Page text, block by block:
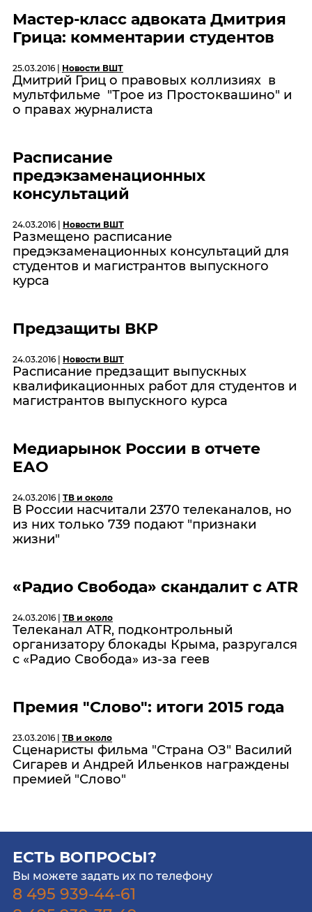
Мастер-класс адвоката Дмитрия
Грица: комментарии студентов
25.03.2016 | Новости ВШТ
Дмитрий Гриц о правовых коллизиях в
мультфильме "Трое из Простоквашино" и
о правах журналиста
Pасписание
предэкзаменационных
консультаций
24.03.2016 | Новости ВШТ
Размещено расписание
предэкзаменационных консультаций для
студентов и магистрантов выпускного
курса
Предзащиты ВКР
24.03.2016 | Новости ВШТ
Расписание предзащит выпускных
квалификационных работ для студентов и
магистрантов выпускного курса
Медиарынок России в отчете
ЕАО
24.03.2016 | ТВ и около
В России насчитали 2370 телеканалов, но
из них только 739 подают "признаки
жизни"
«Радио Свобода» скандалит с ATR
24.03.2016 | ТВ и около
Телеканал ATR, подконтрольный
организатору блокады Крыма, разругался
с «Радио Свобода» из-за геев
Премия "Слово": итоги 2015 года
23.03.2016 | ТВ и около
Сценаристы фильма "Страна ОЗ" Василий
Сигарев и Андрей Ильенков награждены
премией "Слово"
ЕСТЬ ВОПРОСЫ?
Вы можете задать их по телефону
8 495 939-44-61